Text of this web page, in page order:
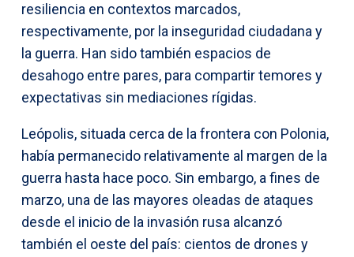
resiliencia en contextos marcados,
respectivamente, por la inseguridad ciudadana y
la guerra. Han sido también espacios de
desahogo entre pares, para compartir temores y
expectativas sin mediaciones rígidas.
Leópolis, situada cerca de la frontera con Polonia,
había permanecido relativamente al margen de la
guerra hasta hace poco. Sin embargo, a fines de
marzo, una de las mayores oleadas de ataques
desde el inicio de la invasión rusa alcanzó
también el oeste del país: cientos de drones y